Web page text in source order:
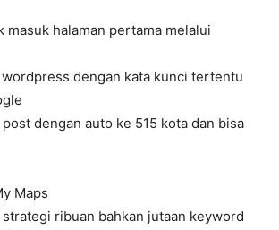
masuk halaman pertama melalui
dengan kata kunci tertentu
dengan auto ke 515 kota dan bisa
Maps
ribuan bahkan jutaan keyword